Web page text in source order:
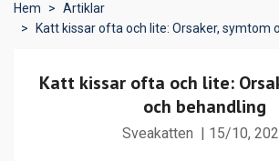
Hem
Artiklar
Katt kissar ofta och lite: Orsaker, symtom
Katt kissar ofta och lite:
och behandling
Sveakatten 15/10,